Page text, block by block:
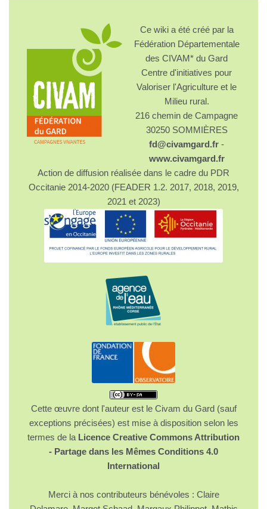
Ce wiki a été créé par la
Fédération Départementale
des CIVAM* du Gard
Centre d'initiatives pour
Valoriser l'Agriculture et le
Milieu rural.
216 chemin de Campagne
30250 SOMMIÈRES
fd@civamgard.fr -
www.civamgard.fr
Action de diffusion réalisée dans le cadre du PDR
Occitanie 2014-2020 (FEADER 1.2. 2017, 2018, 2019,
2021 et 2023)
Cette œuvre dont l'auteur est le Civam du Gard (sauf
exceptions précisées) est mise à disposition selon les
termes de la Licence Creative Commons Attribution
- Partage dans les Mêmes Conditions 4.0
International
Merci à nos contributeurs bénévoles : Claire